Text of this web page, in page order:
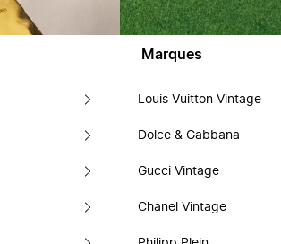
Marques
Louis Vuitton Vintage
Dolce & Gabbana
Gucci Vintage
Chanel Vintage